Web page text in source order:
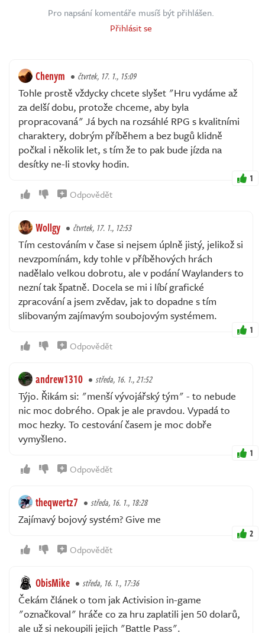
Pro napsání komentáře musíš být přihlášen.
Přihlásit se
Chenym čtvrtek, 17. 1., 15:09
Tohle prostě vždycky chcete slyšet "Hru vydáme až
za delší dobu, protože chceme, aby byla
propracovaná" Já bych na rozsáhlé RPG s kvalitními
charaktery, dobrým příběhem a bez bugů klidně
počkal i několik let, s tím že to pak bude jízda na
desítky ne-li stovky hodin.
1
Odpovědět
Wollgy čtvrtek, 17. 1., 12:53
Tím cestováním v čase si nejsem úplně jistý, jelikož si
nevzpomínám, kdy tohle v příběhových hrách
nadělalo velkou dobrotu, ale v podání Waylanders to
nezní tak špatně. Docela se mi i líbí grafické
zpracování a jsem zvědav, jak to dopadne s tím
slibovaným zajímavým soubojovým systémem.
1
Odpovědět
andrew1310 středa, 16. 1., 21:52
Týjo. Řikám si: "menší vývojářský tým" - to nebude
nic moc dobrého. Opak je ale pravdou. Vypadá to
moc hezky. To cestování časem je moc dobře
vymyšleno.
1
Odpovědět
theqwertz7 středa, 16. 1., 18:28
Zajímavý bojový systém? Give me
2
Odpovědět
ObisMike středa, 16. 1., 17:36
Čekám článek o tom jak Activision in-game
"označkoval" hráče co za hru zaplatili jen 50 dolarů,
ale už si nekoupili jejich "Battle Pass".